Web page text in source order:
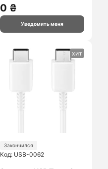
0 ₴
Уведомить меня
хит
Закончился
Код: USB-0062